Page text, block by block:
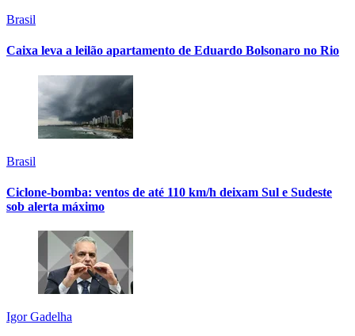
Brasil
Caixa leva a leilão apartamento de Eduardo Bolsonaro no Rio
Brasil
Ciclone-bomba: ventos de até 110 km/h deixam Sul e Sudeste
sob alerta máximo
Igor Gadelha